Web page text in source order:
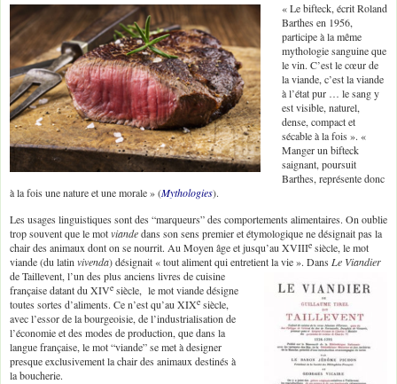
« Le bifteck, écrit Roland
Barthes en 1956,
participe à la même
mythologie sanguine que
le vin. C’est le cœur de
la viande, c’est la viande
à l’état pur … le sang y
est visible, naturel,
dense, compact et
sécable à la fois ». «
Manger un bifteck
saignant, poursuit
Barthes, représente donc
à la fois une nature et une morale » (Mythologies).
Les usages linguistiques sont des “marqueurs” des comportements alimentaires. On oublie
trop souvent que le motviandedans son sens premier et étymologique ne désignait pas la
chair des animaux dont on se nourrit. Au Moyen âge et jusqu’au XVIIIe siècle, le mot
viande (du latinvivenda) désignait « tout aliment qui entretient la vie ». Dans Le Viandier
de Taillevent, l’un des plus anciens livres de cuisine
française datant du XIVe siècle, le mot viande désigne
toutes sortes d’aliments. Ce n’est qu’au XIXe siècle,
avec l’essor de la bourgeoisie, de l’industrialisation de
l’économie et des modes de production, que dans la
langue française, le mot “viande” se met à designer
presque exclusivement la chair des animaux destinés à
la boucherie.